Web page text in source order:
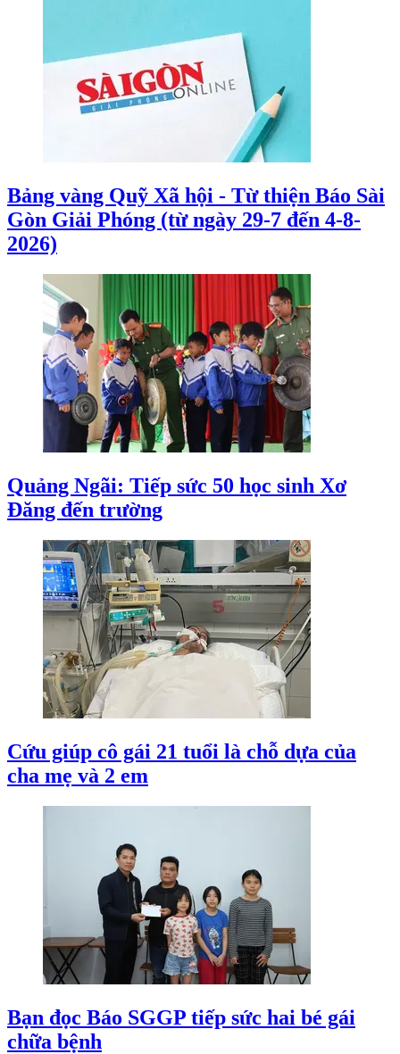
Bảng vàng Quỹ Xã hội - Từ thiện Báo Sài
Gòn Giải Phóng (từ ngày 29-7 đến 4-8-
2026)
Quảng Ngãi: Tiếp sức 50 học sinh Xơ
Đăng đến trường
Cứu giúp cô gái 21 tuổi là chỗ dựa của
cha mẹ và 2 em
Bạn đọc Báo SGGP tiếp sức hai bé gái
chữa bệnh